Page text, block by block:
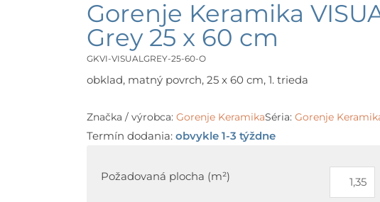
Gorenje Keramika
Grey 25 x 60 cm
GKVI-VISUALGREY-25-60-O
obklad, matný povrch, 25 x 60 cm, 1. trieda
Značka / výrobca: Gorenje KeramikaSéria: Gorenje
Termín dodania: obvykle 1-3 týždne
Požadovaná plocha (m²)
Gorenje